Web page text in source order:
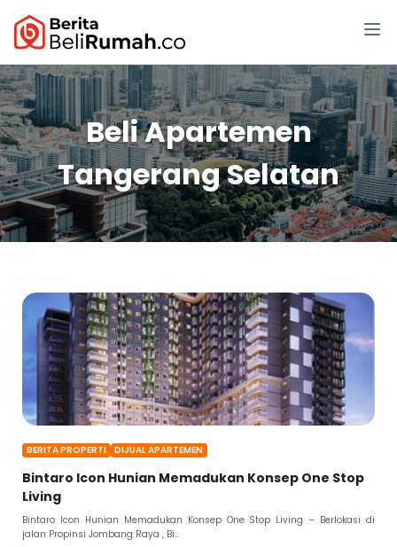
Beli Apartemen
Tangerang Selatan
BERITA PROPERTI DIJUAL APARTEMEN
Bintaro Icon Hunian Memadukan Konsep One Stop
Living
Bintaro Icon Hunian Memadukan Konsep One Stop Living – Berlokasi di
jalan Propinsi Jombang Raya , Bi...